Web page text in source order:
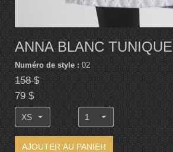
ANNA BLANC TUNIQUE
Numéro de style :02
158 $
79 $
XS 1
AJOUTER AU PANIER